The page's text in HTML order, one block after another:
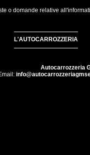
o domande relative
L'AUTOCARROZZERIA
Autocarrozzeria